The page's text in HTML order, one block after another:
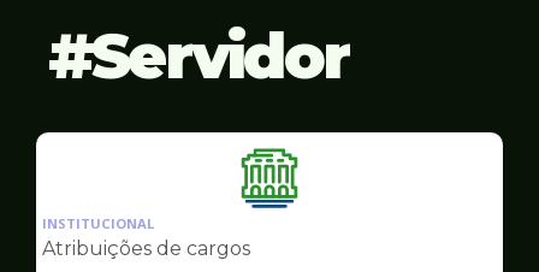
Servidor
Ilustração
da
INSTITUCIONAL
Atribuições de cargos